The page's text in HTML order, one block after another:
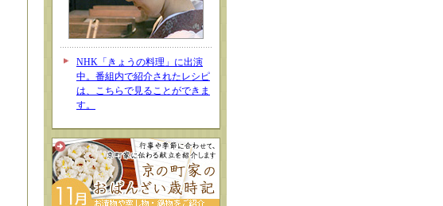
NHK「きょうの料理」に出演
中。番組内で紹介されたレシピ
は、こちらで見ることができま
す。